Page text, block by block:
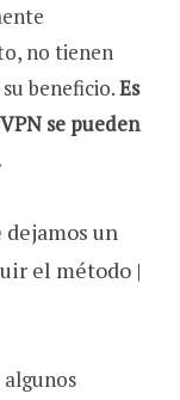
no tienen
beneficio.Es
se pueden
un
el método |